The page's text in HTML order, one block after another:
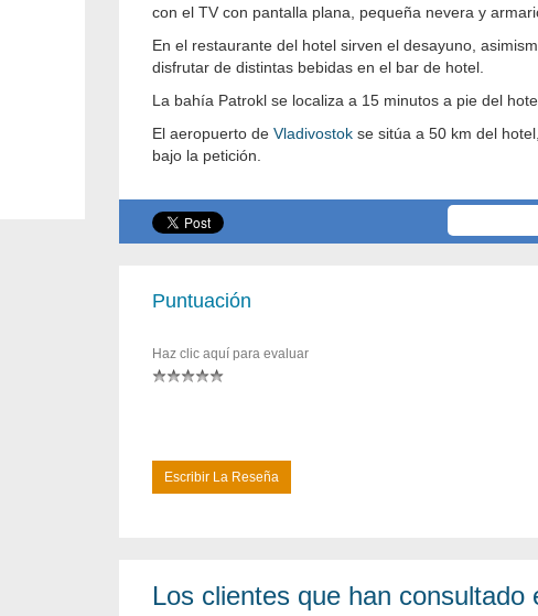
con el TV con pantalla plana, pequeña nevera y
En el restaurante del hotel sirven el desayuno,
disfrutar de distintas bebidas en el bar de hotel.
La bahía Patrokl se localiza a 15 minutos a pie del
El aeropuerto de Vladivostokse sitúa a 50 km del
bajo la petición.
Puntuación
Haz clic aquí para evaluar
Escribir La Reseña
Los clientes que han